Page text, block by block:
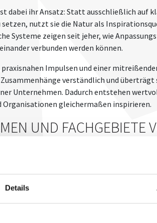
Details
dabei ihr Ansatz: Statt ausschließlich auf
nutzt sie die Natur als
Systeme zeigen seit jeher, wie
verbunden werden können.
Impulsen und einer
verständlich und überträgt
Unternehmen. Dadurch entstehen
Organisationen gleichermaßen inspirieren.
UND FACHGEBIETE
dürfen sich auf spannende Vorträge und